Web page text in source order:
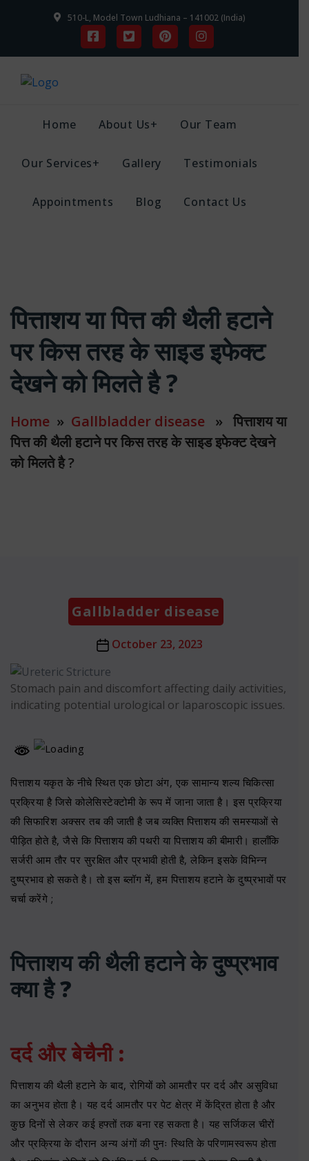
510-L, Model Town Ludhiana – 141002 (India)
Home About Us+ Our Team
Our Services+ Gallery Testimonials
Appointments Blog Contact Us
पित्ताशय या पित्त की थैली हटाने
पर किस तरह के साइड इफेक्ट
देखने को मिलते है ?
Home » Gallbladder disease » पित्ताशय या
पित्त की थैली हटाने पर किस तरह के साइड इफेक्ट देखने
को मिलते है ?
Categories
Gallbladder disease
PostOctober 23, 2023
Stomach pain and discomfort affecting daily activities,
indicating potential urological or laparoscopic issues.
पित्ताशय यकृत के नीचे स्थित एक छोटा अंग, एक सामान्य शल्य चिकित्सा
प्रक्रिया है जिसे कोलेसिस्टेक्टोमी के रूप में जाना जाता है। इस प्रक्रिया
की सिफारिश अक्सर तब की जाती है जब व्यक्ति पित्ताशय की समस्याओं से
पीड़ित होते है, जैसे कि पित्ताशय की पथरी या पित्ताशय की बीमारी। हालाँकि
सर्जरी आम तौर पर सुरक्षित और प्रभावी होती है, लेकिन इसके विभिन्न
दुष्प्रभाव हो सकते है। तो इस ब्लॉग में, हम पित्ताशय हटाने के दुष्प्रभावों पर
चर्चा करेंगे ;
पित्ताशय की थैली हटाने के दुष्प्रभाव
क्या है ?
दर्द और बेचैनी :
पित्ताशय की थैली हटाने के बाद, रोगियों को आमतौर पर दर्द और असुविधा
का अनुभव होता है। यह दर्द आमतौर पर पेट क्षेत्र में केंद्रित होता है और
कुछ दिनों से लेकर कई हफ्तों तक बना रह सकता है। यह सर्जिकल चीरों
और प्रक्रिया के दौरान अन्य अंगों की पुनः स्थिति के परिणामस्वरूप होता